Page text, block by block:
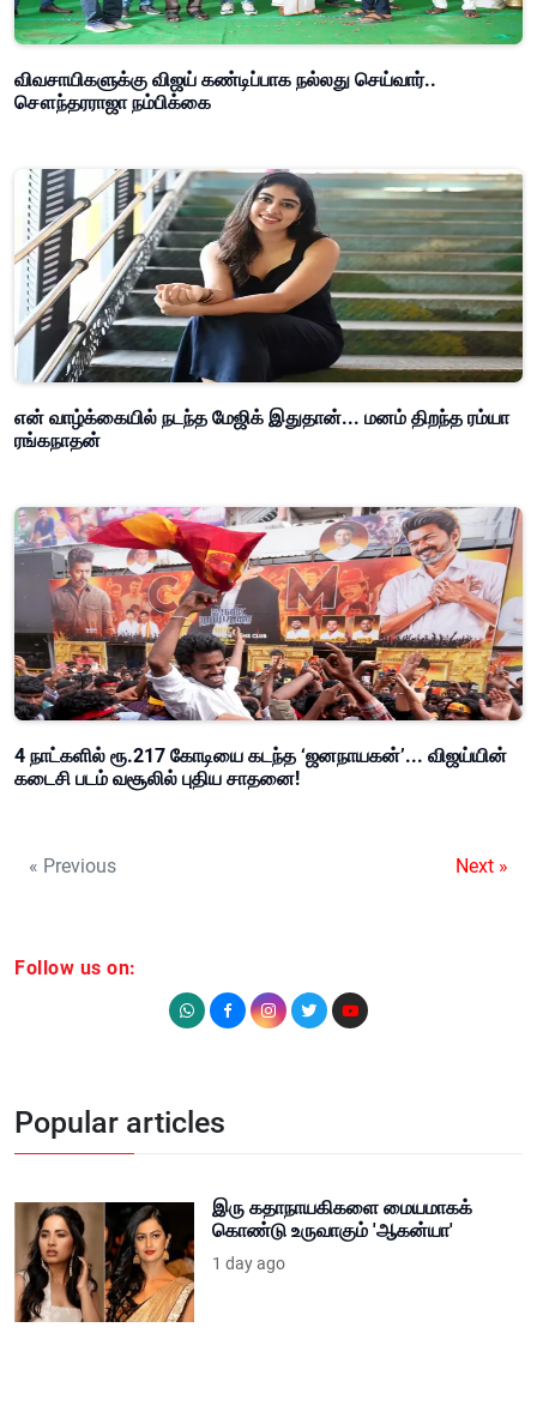
விவசாயிகளுக்கு விஜய் கண்டிப்பாக நல்லது செய்வார்..
சௌந்தரராஜா நம்பிக்கை
என் வாழ்க்கையில் நடந்த மேஜிக் இதுதான்... மனம் திறந்த ரம்யா
ரங்கநாதன்
4 நாட்களில் ரூ.217 கோடியை கடந்த ‘ஜனநாயகன்’... விஜய்யின்
கடைசி படம் வசூலில் புதிய சாதனை!
« Previous Next »
Follow us on:
Popular articles
இரு கதாநாயகிகளை மையமாகக்
கொண்டு உருவாகும் 'ஆகன்யா'
1 day ago